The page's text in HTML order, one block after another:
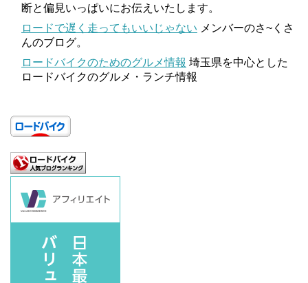
断と偏見いっぱいにお伝えいたします。
ロードで遅く走ってもいいじゃない メンバーのさ~くさ
んのブログ。
ロードバイクのためのグルメ情報 埼玉県を中心とした
ロードバイクのグルメ・ランチ情報